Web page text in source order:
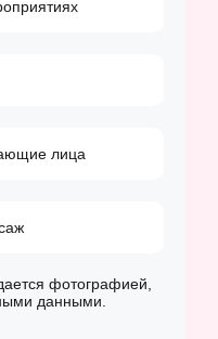
лица
фотографией,
данными.